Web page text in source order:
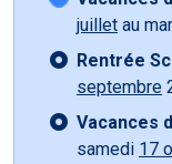
juillet au
Rentrée
septembre
Vacances
samedi 17